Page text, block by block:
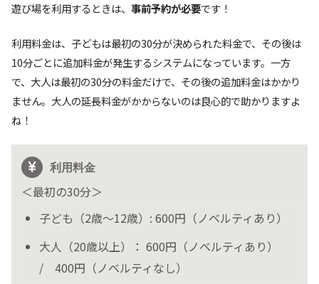
遊び場を利用するときは、 事前予約が必要です！
利用料金は、子どもは最初の30分が決められた料金で、その後は
10分ごとに追加料金が発生するシステムになっています。一方
で、大人は最初の30分の料金だけで、その後の追加料金はかかり
ません。大人の延長料金がかからないのは良心的で助かりますよ
ね！
利用料金
＜最初の30分＞
子ども（2歳〜12歳）: 600円（ノベルティあり）
大人（20歳以上）： 600円（ノベルティあり）
/ 400円（ノベルティなし）